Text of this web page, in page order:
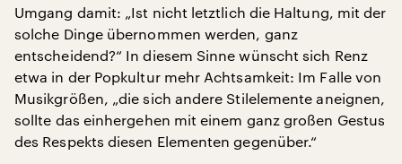
Umgang damit: „Ist nicht letztlich die Haltung, mit der
solche Dinge übernommen werden, ganz
entscheidend?“ In diesem Sinne wünscht sich Renz
etwa in der Popkultur mehr Achtsamkeit: Im Falle von
Musikgrößen, „die sich andere Stilelemente aneignen,
sollte das einhergehen mit einem ganz großen Gestus
des Respekts diesen Elementen gegenüber.“